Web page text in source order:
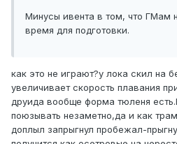
Минусы ивента в том, что ГМам
время для подготовки.
как это не играют?у лока скил на
увеличивает скорость плавания
друида вообще форма тюленя
поюзывать незаметно,да и как
доплыл запрыгнул пробежал-